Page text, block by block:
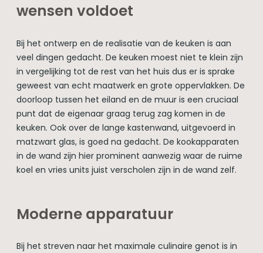
wensen voldoet
Bij het ontwerp en de realisatie van de keuken is aan
veel dingen gedacht. De keuken moest niet te klein zijn
in vergelijking tot de rest van het huis dus er is sprake
geweest van echt maatwerk en grote oppervlakken. De
doorloop tussen het eiland en de muur is een cruciaal
punt dat de eigenaar graag terug zag komen in de
keuken. Ook over de lange kastenwand, uitgevoerd in
matzwart glas, is goed na gedacht. De kookapparaten
in de wand zijn hier prominent aanwezig waar de ruime
koel en vries units juist verscholen zijn in de wand zelf.
Moderne apparatuur
Bij het streven naar het maximale culinaire genot is in